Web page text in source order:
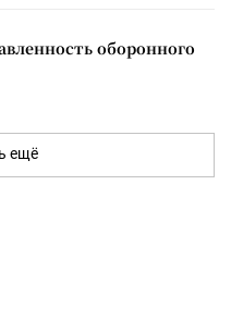
оборонного
ещё